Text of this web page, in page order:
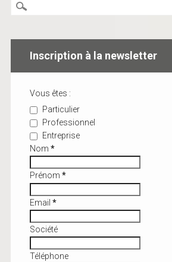
Inscription à la newsletter
Vous êtes :
Particulier
Professionnel
Entreprise
Nom *
Prénom *
Email *
Société
Téléphone